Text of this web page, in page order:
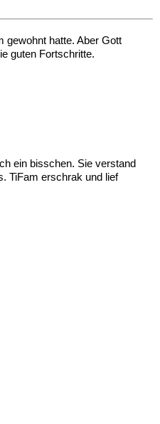
gewohnt hatte. Aber Gott
guten Fortschritte.
ein bisschen. Sie verstand
TiFam erschrak und lief